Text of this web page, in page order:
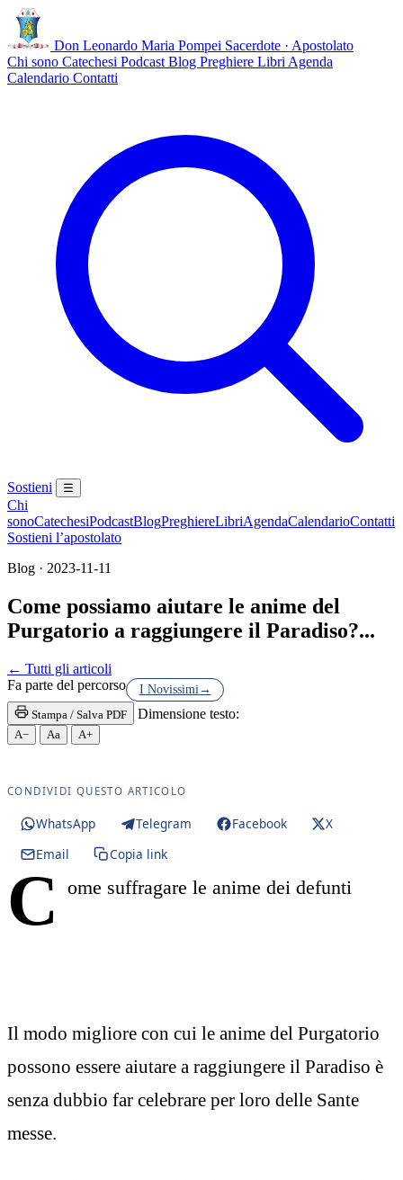
Don Leonardo Maria Pompei Sacerdote · Apostolato
Chi sono Catechesi Podcast Blog Preghiere Libri Agenda
Calendario Contatti
Sostieni ☰
Chi
sonoCatechesiPodcastBlogPreghiereLibriAgendaCalendarioContatti
Sostieni l’apostolato
Blog · 2023-11-11
Come possiamo aiutare le anime del
Purgatorio a raggiungere il Paradiso?...
← Tutti gli articoli
Fa parte del percorso
I Novissimi →
Stampa / Salva PDF
Dimensione testo:
A− Aa A+
CONDIVIDI QUESTO ARTICOLO
WhatsApp Telegram Facebook
X
Email
Copia link
C ome suffragare le anime dei defunti
Il modo migliore con cui le anime del Purgatorio
possono essere aiutare a raggiungere il Paradiso è
senza dubbio far celebrare per loro delle Sante
messe.